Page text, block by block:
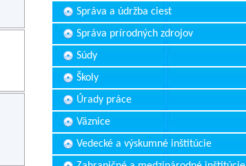
Správa a údržba ciest
Správa prírodných zdrojov
Súdy
Školy
Úrady práce
Väznice
Vedecké a výskumné inštitúcie